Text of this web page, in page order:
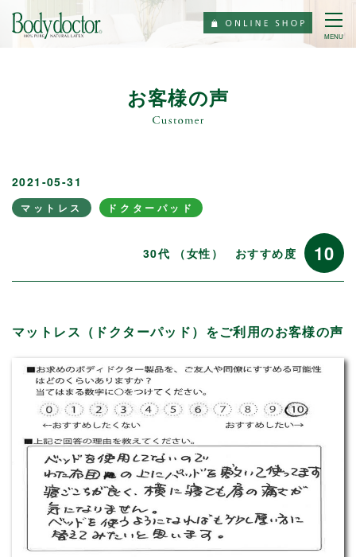
MENU
お客様の声
2021-05-31
マットレス ドクターパッド
30代 （女性） おすすめ度 10
マットレス（ドクターパッド）をご利用のお客様の声